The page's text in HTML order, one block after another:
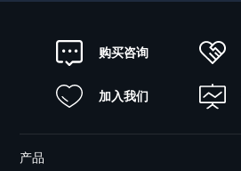
购买咨询
加入我们
产品